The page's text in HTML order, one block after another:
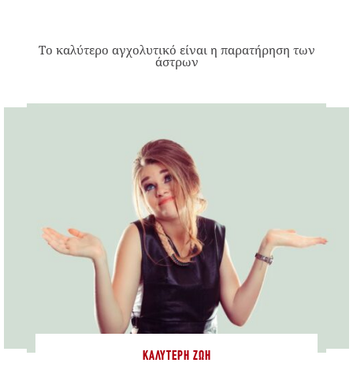
Το καλύτερο αγχολυτικό είναι η παρατήρηση των
άστρων
ΚΑΛΎΤΕΡΗ ΖΩΉ